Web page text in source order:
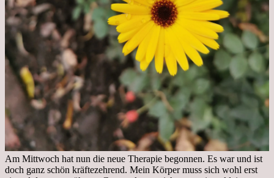
Am Mittwoch hat nun die neue Therapie begonnen. Es war und ist
doch ganz schön kräftezehrend. Mein Körper muss sich wohl erst